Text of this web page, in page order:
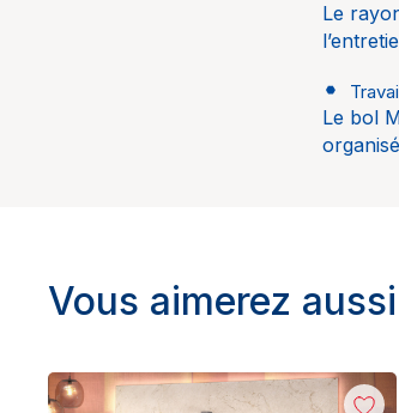
Le
Le bol
Vous aimerez